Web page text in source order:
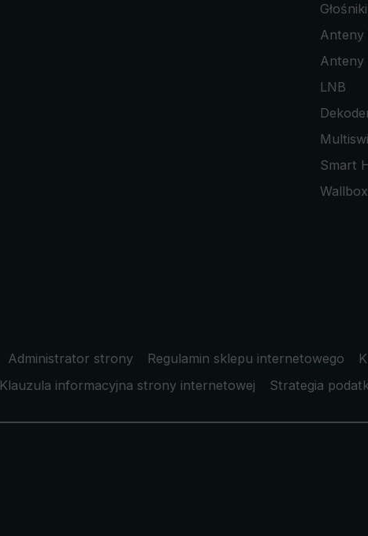
Anteny
Anteny
LNB
Smart
Wallbox
Administrator strony Regulamin sklepu internetowego
Klauzula informacyjna strony internetowej
Strategia